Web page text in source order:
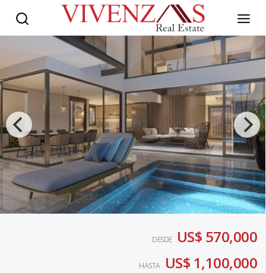
DESDE US$ 570,000
HASTA US$ 1,100,000